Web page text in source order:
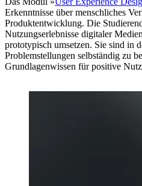
Erkenntnisse über menschliches
Produktentwicklung. Die
Nutzungserlebnisse digitaler
prototypisch umsetzen. Sie sind in
Problemstellungen selbständig zu
Grundlagenwissen für positive